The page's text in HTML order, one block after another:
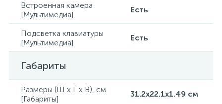
Встроенная камера
[Мультимедиа]
Есть
Подсветка клавиатуры
[Мультимедиа]
Есть
Габариты
Размеры (Ш x Г x В), см
[Габариты]
31.2x22.1x1.49 см